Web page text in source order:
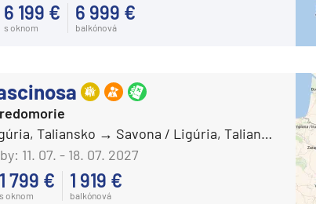
Celebrity Ascent
Celebrity Constellation
6 199 €
s oknom
6 999 €
balkónová
Taliansko
Savona / Ligúria, Taliansko
11. 07. - 18. 07. 2027
1 799 €
s oknom
1 919 €
balkónová